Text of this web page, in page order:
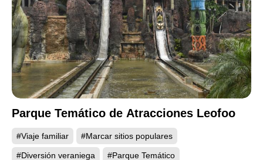
Parque Temático de Atracciones Leofoo
#Viaje familiar #Marcar sitios populares
#Diversión veraniega #Parque Temático